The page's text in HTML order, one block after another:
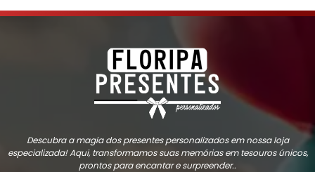
Descubra a magia dos presentes personalizados em nossa loja
especializada! Aqui, transformamos suas memórias em tesouros únicos,
prontos para encantar e surpreender..